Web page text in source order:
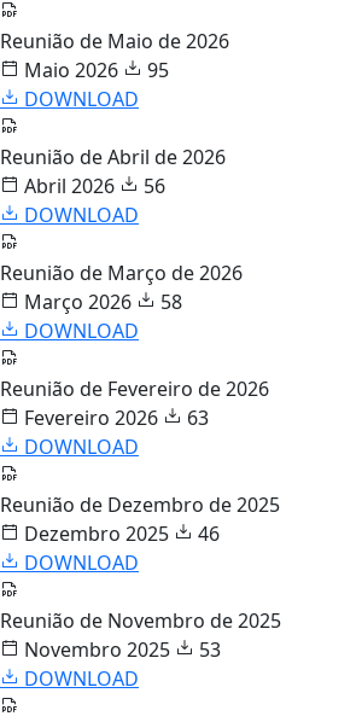
Reunião de Maio de 2026
Maio 2026
95
DOWNLOAD
Reunião de Abril de 2026
Abril 2026
56
DOWNLOAD
Reunião de Março de 2026
Março 2026
58
DOWNLOAD
Reunião de Fevereiro de 2026
Fevereiro 2026
63
DOWNLOAD
Reunião de Dezembro de 2025
Dezembro 2025
46
DOWNLOAD
Reunião de Novembro de 2025
Novembro 2025
53
DOWNLOAD